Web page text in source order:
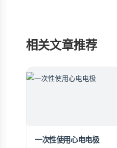
相关文章推荐
一次性使用心电电极